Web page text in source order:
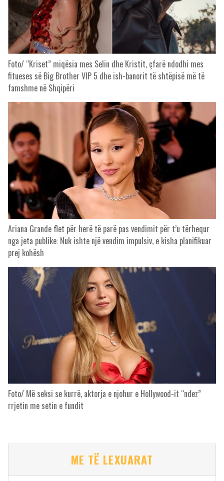
Foto/ “Kriset” miqësia mes Selin dhe Kristit, çfarë ndodhi mes
fitueses së Big Brother VIP 5 dhe ish-banorit të shtëpisë më të
famshme në Shqipëri
Ariana Grande flet për herë të parë pas vendimit për t’u tërhequr
nga jeta publike: Nuk ishte një vendim impulsiv, e kisha planifikuar
prej kohësh
Foto/ Më seksi se kurrë, aktorja e njohur e Hollywood-it “ndez”
rrjetin me setin e fundit
ME TË LEXUARAT